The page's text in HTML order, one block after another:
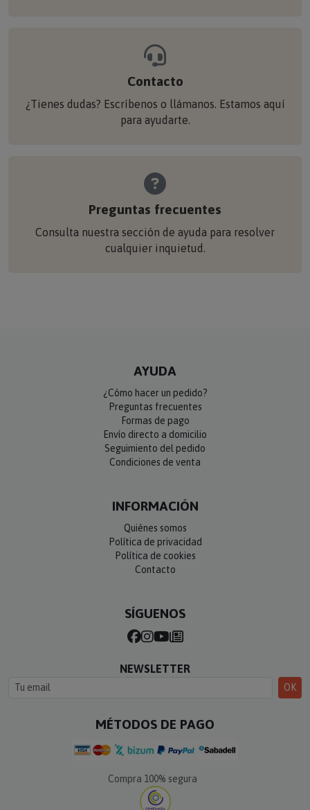
Contacto
¿Tienes dudas? Escríbenos o llámanos. Estamos aquí
para ayudarte.
Preguntas frecuentes
Consulta nuestra sección de ayuda para resolver
cualquier inquietud.
AYUDA
¿Cómo hacer un pedido?
Preguntas frecuentes
Formas de pago
Envío directo a domicilio
Seguimiento del pedido
Condiciones de venta
INFORMACIÓN
Quiénes somos
Política de privacidad
Política de cookies
Contacto
SÍGUENOS
NEWSLETTER
OK
MÉTODOS DE PAGO
Compra 100% segura